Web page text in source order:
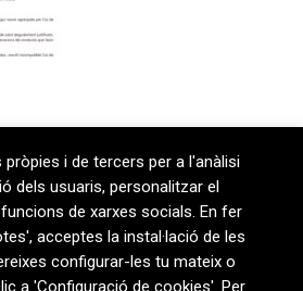
i de tercers per a l'anàlisi
dels usuaris, personalitzar el
de xarxes socials. En fer
acceptes la instal·lació de les
configurar-les tu mateix o
a 'Configuració de cookies'. Per